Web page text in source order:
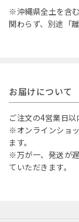
※沖縄県全土を含
関わらず、別途「
お届けについて
ご注文の4営業日以
※オンラインショ
ます。
※万が一、発送が
ていただきます。